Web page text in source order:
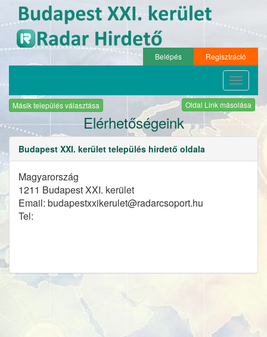
Belépés Regisztráció
Toggle
Másik település választása Oldal Link másolása
Elérhetőségeink
Budapest XXI. kerület település hirdető oldala
Magyarország
1211 Budapest XXI. kerület
Email: budapestxxikerulet@radarcsoport.hu
Tel: